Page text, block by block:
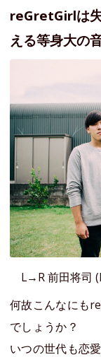
reGretGirlは
える等身大の
L→R 前田将司
何故こんなにも
でしょうか？
いつの世代も恋